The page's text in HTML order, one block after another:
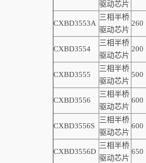
驱动芯片
CXBD3553A
三相半桥
驱动芯片
260
CXBD3554
三相半桥
驱动芯片
200
CXBD3555
三相半桥
驱动芯片
500
CXBD3556
三相半桥
驱动芯片
600
CXBD3556S
三相半桥
驱动芯片
600
CXBD3556D
三相半桥
驱动芯片
650